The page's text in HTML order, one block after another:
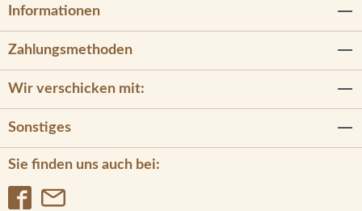
Informationen
Sie finden uns auch bei:
Zahlungsmethoden
Wir verschicken mit:
Sonstiges